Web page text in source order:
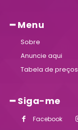
━ Menu
Sobre
Anuncie aqui
Tabela de preços
━ Siga-me
Facebook